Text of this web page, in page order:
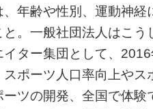
、年齢や性別、運動神
と。一般社団法人はこ
ター集団として、
ポーツ人口率向上やス
ツの開発、全国で体験